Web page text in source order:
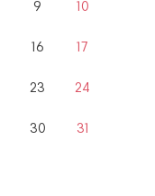
9 10
16 17
23 24
30 31